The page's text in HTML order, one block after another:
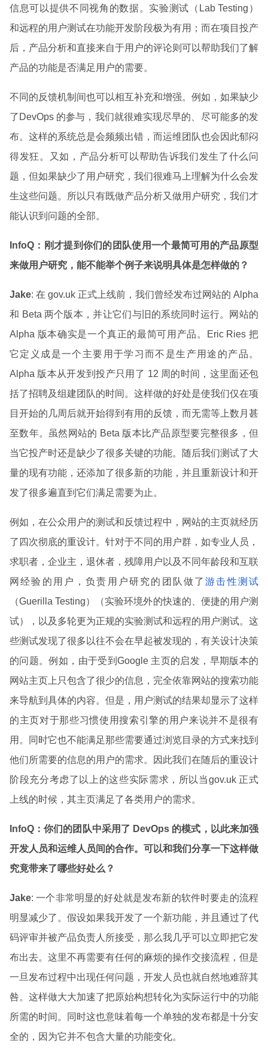
信息可以提供不同视角的数据。实验测试（Lab Testing）
和远程的用户测试在功能开发阶段极为有用；而在项目投产
后，产品分析和直接来自于用户的评论则可以帮助我们了解
产品的功能是否满足用户的需要。
不同的反馈机制间也可以相互补充和增强。例如，如果缺少
了DevOps 的参与，我们就很难实现尽早的、尽可能多的发
布。这样的系统总是会频频出错，而运维团队也会因此郁闷
得发狂。又如，产品分析可以帮助告诉我们发生了什么问
题，但如果缺少了用户研究，我们很难马上理解为什么会发
生这些问题。所以只有既做产品分析又做用户研究，我们才
能认识到问题的全部。
InfoQ ：刚才提到你们的团队使用一个最简可用的产品原型
来做用户研究，能不能举个例子来说明具体是怎样做的？
Jake: 在 gov.uk 正式上线前，我们曾经发布过网站的 Alpha
和 Beta 两个版本，并让它们与旧的系统同时运行。网站的
Alpha 版本确实是一个真正的最简可用产品。Eric Ries 把
它定义成是一个主要用于学习而不是生产用途的产品。
Alpha 版本从开发到投产只用了 12 周的时间，这里面还包
括了招聘及组建团队的时间。这样做的好处是使我们仅在项
目开始的几周后就开始得到有用的反馈，而无需等上数月甚
至数年。虽然网站的 Beta 版本比产品原型要完整很多，但
当它投产时还是缺少了很多关键的功能。随后我们测试了大
量的现有功能，还添加了很多新的功能，并且重新设计和开
发了很多遍直到它们满足需要为止。
例如，在公众用户的测试和反馈过程中，网站的主页就经历
了四次彻底的重设计。针对于不同的用户群，如专业人员，
求职者，企业主，退休者，残障用户以及不同年龄段和互联
网经验的用户，负责用户研究的团队做了游击性测试
（Guerilla Testing）（实验环境外的快速的、便捷的用户测
试），以及多轮更为正规的实验测试和远程的用户测试。这
些测试发现了很多以往不会在早起被发现的，有关设计决策
的问题。例如，由于受到Google 主页的启发，早期版本的
网站主页上只包含了很少的信息，完全依靠网站的搜索功能
来导航到具体的内容。但是，用户测试的结果却显示了这样
的主页对于那些习惯使用搜索引擎的用户来说并不是很有
用。同时它也不能满足那些需要通过浏览目录的方式来找到
他们所需要的信息的用户的需求。因此我们在随后的重设计
阶段充分考虑了以上的这些实际需求，所以当gov.uk 正式
上线的时候，其主页满足了各类用户的需求。
InfoQ ：你们的团队中采用了 DevOps 的模式，以此来加强
开发人员和运维人员间的合作。可以和我们分享一下这样做
究竟带来了哪些好处么？
Jake: 一个非常明显的好处就是发布新的软件时要走的流程
明显减少了。假设如果我开发了一个新功能，并且通过了代
码评审并被产品负责人所接受，那么我几乎可以立即把它发
布出去。这里不再需要有任何的麻烦的操作交接流程，但是
一旦发布过程中出现任何问题，开发人员也就自然地难辞其
咎。这样做大大加速了把原始构想转化为实际运行中的功能
所需的时间。同时这也意味着每一个单独的发布都是十分安
全的，因为它并不包含大量的功能变化。